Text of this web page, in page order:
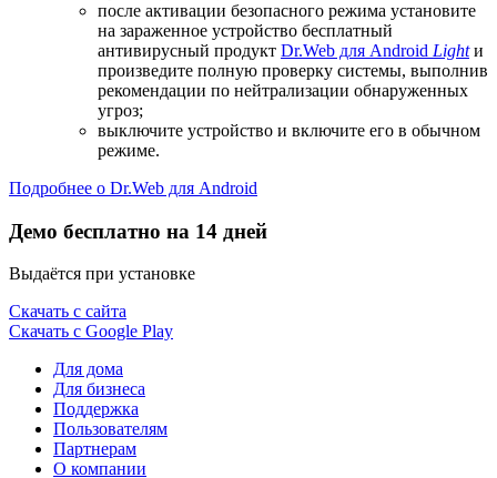
после активации безопасного режима установите
на зараженное устройство бесплатный
антивирусный продукт Dr.Web для Android Lightи
произведите полную проверку системы, выполнив
рекомендации по нейтрализации обнаруженных
угроз;
выключите устройство и включите его в обычном
режиме.
Подробнее о Dr.Web для Android
Демо бесплатно на 14 дней
Выдаётся при установке
Скачать с сайта
Скачать с Google Play
Для дома
Для бизнеса
Поддержка
Пользователям
Партнерам
О компании